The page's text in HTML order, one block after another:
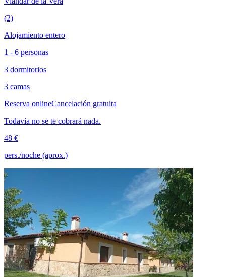
(2)
Alojamiento entero
1 - 6 personas
3 dormitorios
3 camas
Reserva onlineCancelación gratuita
Todavía no se te cobrará nada.
48 €
pers./noche (aprox.)